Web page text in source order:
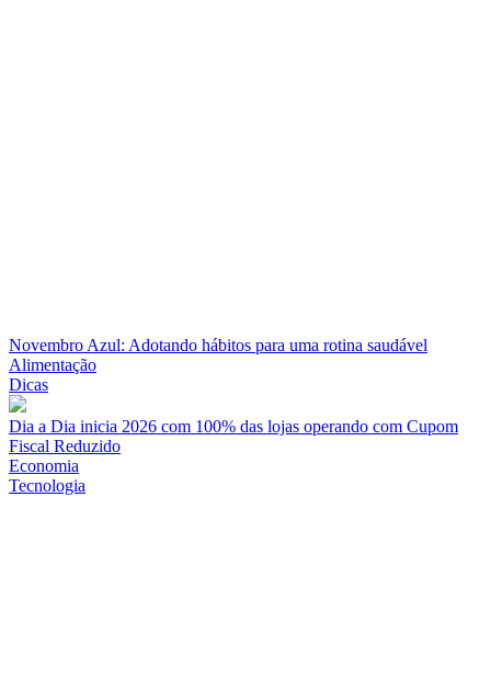
Novembro Azul: Adotando hábitos para uma rotina saudável
Alimentação
Dicas
Dia a Dia inicia 2026 com 100% das lojas operando com Cupom
Fiscal Reduzido
Economia
Tecnologia